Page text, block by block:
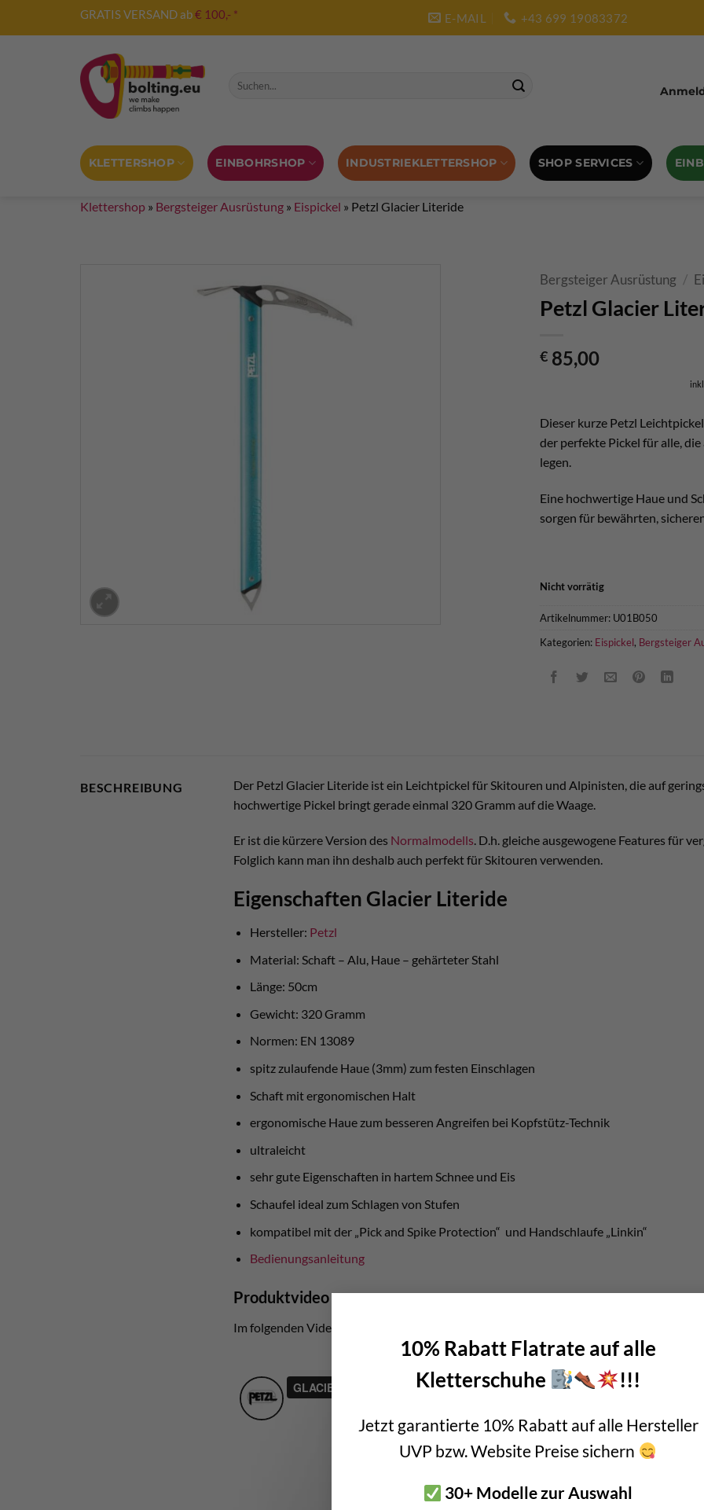
10% Rabatt Flatrate auf alle
Kletterschuhe
!!!
Jetzt garantierte 10% Rabatt auf alle Hersteller
UVP bzw. Website Preise sichern
30+ Modelle zur Auswahl
GRATIS VERSAND ab€ 100,- * E-MAIL +43 699 19083372
Suche nach:
KLETTERSHOP EINBOHRSHOP INDUSTRIEKLETTERSHOP SHOP SERVICES
Klettershop » Bergsteiger Ausrüstung » Eispickel » Petzl Glacier Literide
Bergsteiger Ausrüstung /
Petzl Glacier
€ 85,00
Dieser kurze Petzl
der perfekte Pickel für alle,
legen.
Eine hochwertige Haue und
sorgen für bewährten,
Nicht vorrätig
Artikelnummer: U01B050
Kategorien: Eispickel, Bergsteiger
BESCHREIBUNG
Der Petzl Glacier Literide ist ein Leichtpickel für Skitouren und Alpinisten, die auf
hochwertige Pickel bringt gerade einmal 320 Gramm auf die Waage.
Er ist die kürzere Version des Normalmodells. D.h. gleiche ausgewogene Features für
Folglich kann man ihn deshalb auch perfekt für Skitouren verwenden.
Eigenschaften Glacier Literide
Hersteller: Petzl
Material: Schaft – Alu, Haue – gehärteter Stahl
Länge: 50cm
Gewicht: 320 Gramm
Normen: EN 13089
spitz zulaufende Haue (3mm) zum festen Einschlagen
Schaft mit ergonomischen Halt
ergonomische Haue zum besseren Angreifen bei Kopfstütz-Technik
ultraleicht
sehr gute Eigenschaften in hartem Schnee und Eis
Schaufel ideal zum Schlagen von Stufen
kompatibel mit der „Pick and Spike Protection“ und Handschlaufe „Linkin“
Bedienungsanleitung
Produktvideo
Im folgenden Video stellen wir euch die Pickel der Glacier Serie und somit auch den